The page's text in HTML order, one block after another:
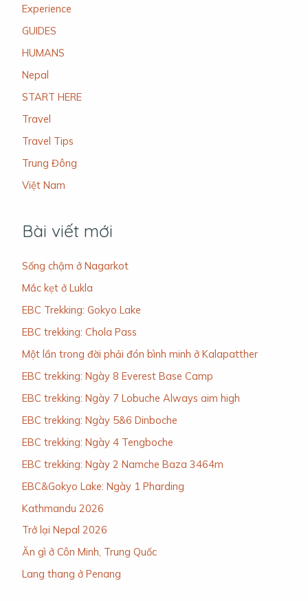
Experience
GUIDES
HUMANS
Nepal
START HERE
Travel
Travel Tips
Trung Đông
Việt Nam
Bài viết mới
Sống chậm ở Nagarkot
Mắc kẹt ở Lukla
EBC Trekking: Gokyo Lake
EBC trekking: Chola Pass
Một lần trong đời phải đón bình minh ở Kalapatther
EBC trekking: Ngày 8 Everest Base Camp
EBC trekking: Ngày 7 Lobuche Always aim high
EBC trekking: Ngày 5&6 Dinboche
EBC trekking: Ngày 4 Tengboche
EBC trekking: Ngày 2 Namche Baza 3464m
EBC&Gokyo Lake: Ngày 1 Pharding
Kathmandu 2026
Trở lại Nepal 2026
Ăn gì ở Côn Minh, Trung Quốc
Lang thang ở Penang